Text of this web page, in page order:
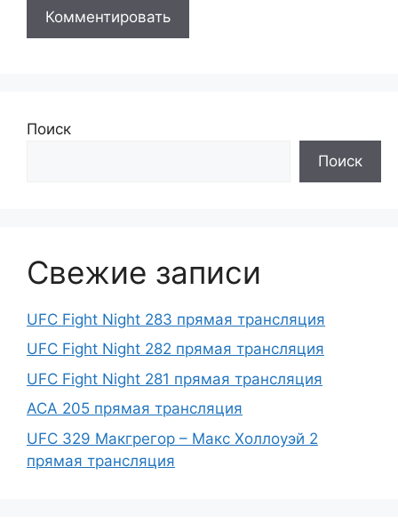
Поиск
Поиск
Свежие записи
UFC Fight Night 283 прямая трансляция
UFC Fight Night 282 прямая трансляция
UFC Fight Night 281 прямая трансляция
ACA 205 прямая трансляция
UFC 329 Макгрегор – Макс Холлоуэй 2
прямая трансляция